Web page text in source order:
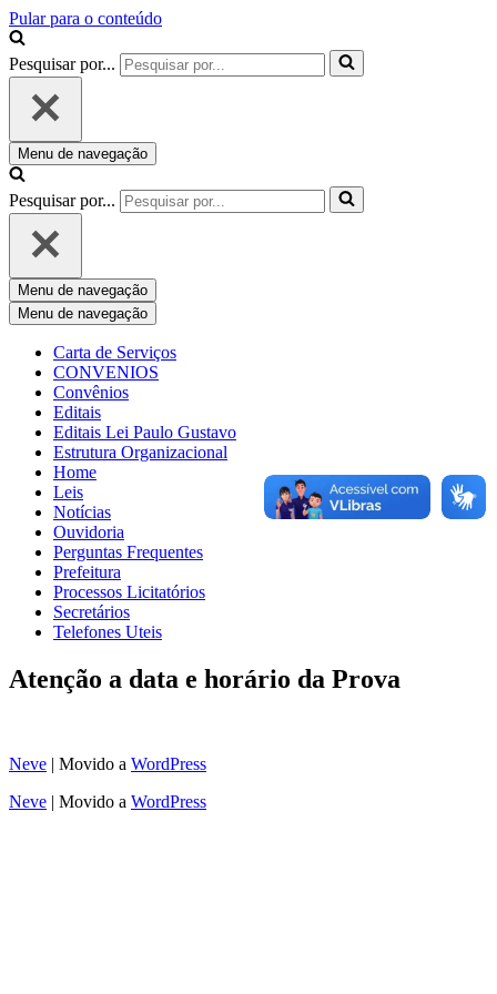
Pular para o conteúdo
Pesquisar por...
Menu de navegação
Pesquisar por...
Menu de navegação
Menu de navegação
Carta de Serviços
CONVENIOS
Convênios
Editais
Editais Lei Paulo Gustavo
Estrutura Organizacional
Home
Leis
Notícias
Ouvidoria
Perguntas Frequentes
Prefeitura
Processos Licitatórios
Secretários
Telefones Uteis
Atenção a data e horário da Prova
Neve | Movido a WordPress
Neve | Movido a WordPress